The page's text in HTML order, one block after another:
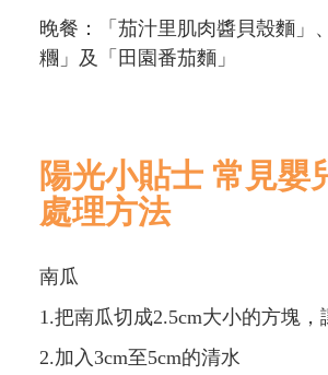
晚餐：「茄汁里肌肉醬貝殼麵」
糰」及「田園番茄麵」
陽光小貼士 常見嬰
處理方法
南瓜
1.把南瓜切成2.5cm大小的方塊，
2.加入3cm至5cm的清水